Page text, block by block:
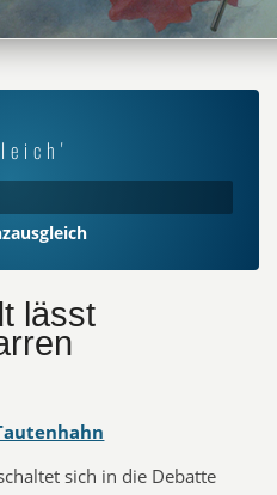
lässt
sich in die Debatte